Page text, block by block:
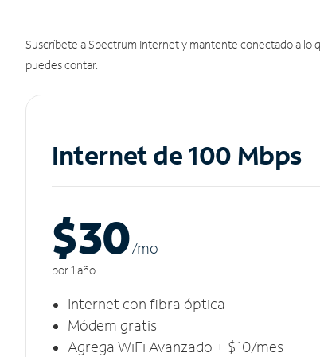
Suscríbete a Spectrum Internet y mantente conectado a lo
puedes contar.
Internet de 100 Mbps
$30/mo
por 1 año
Internet con fibra óptica
Módem gratis
Agrega WiFi Avanzado + $10/mes